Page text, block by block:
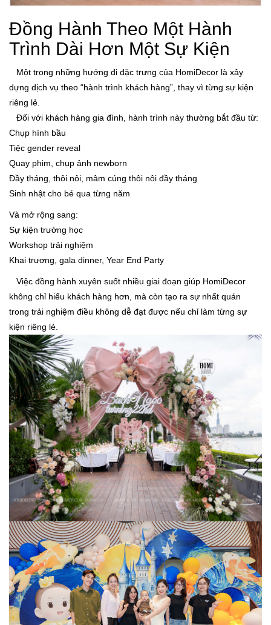
Đồng Hành Theo Một Hành
Trình Dài Hơn Một Sự Kiện
Một trong những hướng đi đặc trưng của HomiDecor là xây
dựng dịch vụ theo “hành trình khách hàng”, thay vì từng sự kiện
riêng lẻ.
Đối với khách hàng gia đình, hành trình này thường bắt đầu từ:
Chụp hình bầu
Tiệc gender reveal
Quay phim, chụp ảnh newborn
Đầy tháng, thôi nôi, mâm cúng thôi nôi đầy tháng
Sinh nhật cho bé qua từng năm
Và mở rộng sang:
Sự kiện trường học
Workshop trải nghiệm
Khai trương, gala dinner, Year End Party
Việc đồng hành xuyên suốt nhiều giai đoạn giúp HomiDecor
không chỉ hiểu khách hàng hơn, mà còn tạo ra sự nhất quán
trong trải nghiệm điều không dễ đạt được nếu chỉ làm từng sự
kiện riêng lẻ.